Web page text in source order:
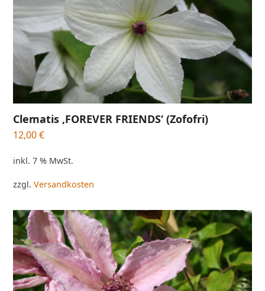
Clematis ‚FOREVER FRIENDS‘ (Zofofri)
12,00€
inkl. 7 % MwSt.
zzgl.Versandkosten